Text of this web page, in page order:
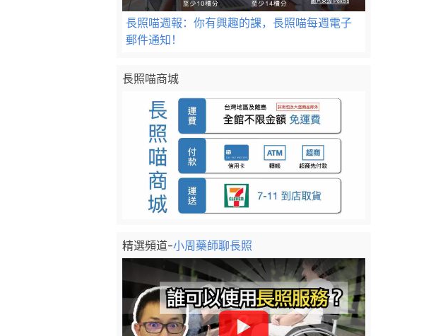
長照喵週報：你有興趣的課，長照喵每週電子
郵件通知！
長照喵商城
精選頻道-小周藥師聊長照